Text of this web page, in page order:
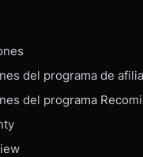
del programa de
del programa